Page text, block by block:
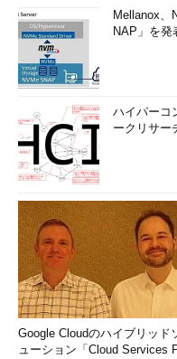
Mellanox、
NAP」を発
ハイパーコ
ークリサー
Google Cloudのハイブリッド
ューション「Cloud Services